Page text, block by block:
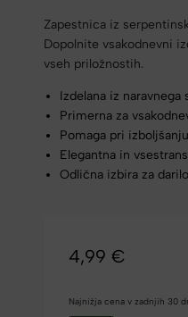
Zapestnica iz
Dopolnite vsakodnevni
vseh priložnostih.
Izdelana iz
Primerna za
Pomaga pri
Elegantna in
Odlična izbira za
4,99€
Najnižja cena v zadnjih 30